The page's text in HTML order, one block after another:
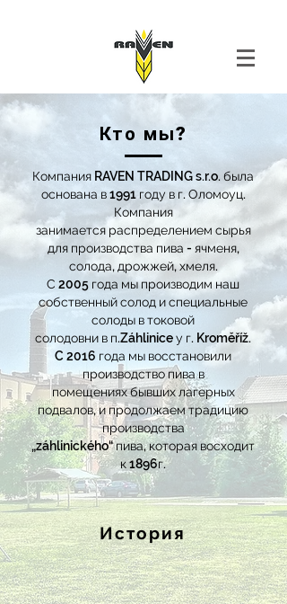
Кто мы?
Компания RAVEN TRADING s.r.o. была
основана в 1991 году в г. Оломоуц.
Компания
занимается распределением сырья
для производства пива - ячменя,
солода, дрожжей, хмеля.
С 2005 года мы производим наш
собственный солод и специальные
солоды в токовой
солодовни в п.Záhlinice у г. Kroměříž.
C 2016 года мы восстановили
производство пива в
помещениях бывших лагерных
подвалов, и продолжаем традицию
производства
„záhlinického“ пива, которая восходит
к 1896г.
История